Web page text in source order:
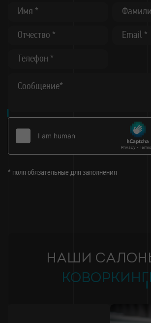
* поля обязательные для заполнения
НАШИ